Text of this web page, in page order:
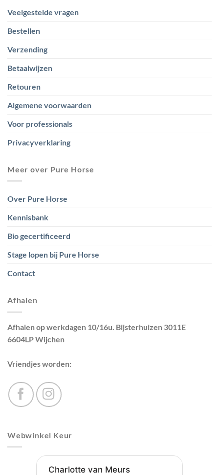
Veelgestelde vragen
Bestellen
Verzending
Betaalwijzen
Retouren
Algemene voorwaarden
Voor professionals
Privacyverklaring
Meer over Pure Horse
Over Pure Horse
Kennisbank
Bio gecertificeerd
Stage lopen bij Pure Horse
Contact
Afhalen
Afhalen op werkdagen 10/16u. Bijsterhuizen 3011E
6604LP Wijchen
Vriendjes worden:
Webwinkel Keur